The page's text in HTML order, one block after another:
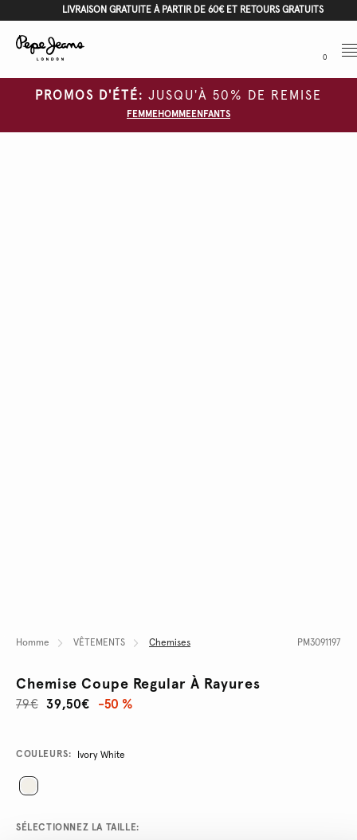
LIVRAISON GRATUITE À PARTIR DE 60€ ET RETOURS GRATUITS
0
PROMOS D'ÉTÉ: JUSQU'À 50% DE REMISE
FEMMEHOMMEENFANTS
Homme VÊTEMENTS Chemises PM3091197
Chemise Coupe Regular À Rayures
39,50€
79€ -50 %
Promotions
Variations
COULEURS: Ivory White
SÉLECTIONNEZ LA TAILLE: